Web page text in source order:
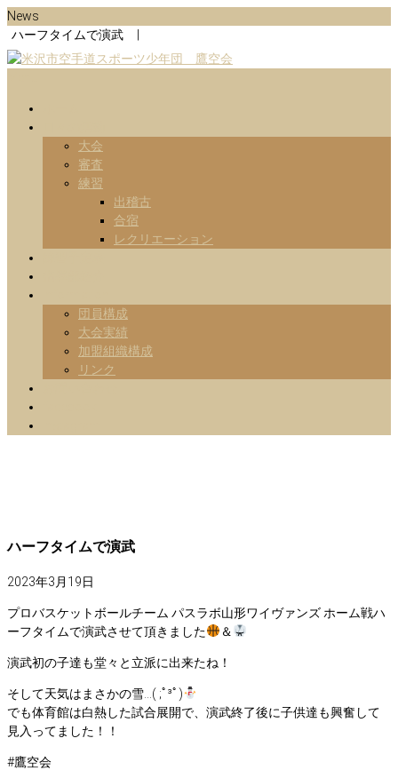
Skip
to
content
News
ハーフタイムで演武 |
米沢市空手道スポーツ少年団 鷹
空会
です。
大会
審査
練習
出稽古
合宿
レクリエーション
団員構成
大会実績
加盟組織構成
リンク
ハーフタイムで演武
2023年3月19日
プロバスケットボールチーム パスラボ山形ワイヴァンズ ホーム戦ハ
ーフタイムで演武させて頂きました
＆
演武初の子達も堂々と立派に出来たね！
そして天気はまさかの雪…( ;ﾟ³ﾟ)
でも体育館は白熱した試合展開で、演武終了後に子供達も興奮して
見入ってました！！
#鷹空会